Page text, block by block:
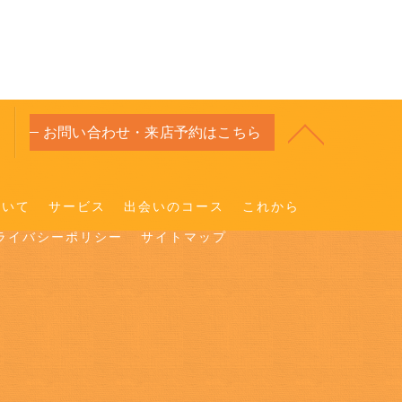
お問い合わせ・来店予約はこちら
て サービス 出会いのコース これから
イバシーポリシー サイトマップ